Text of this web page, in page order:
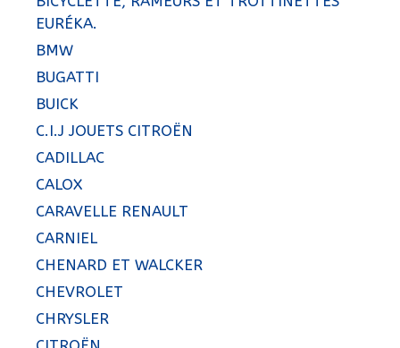
EURÉKA.
BMW
BUGATTI
BUICK
C.I.J JOUETS CITROËN
CADILLAC
CALOX
CARAVELLE RENAULT
CARNIEL
CHENARD ET WALCKER
CHEVROLET
CHRYSLER